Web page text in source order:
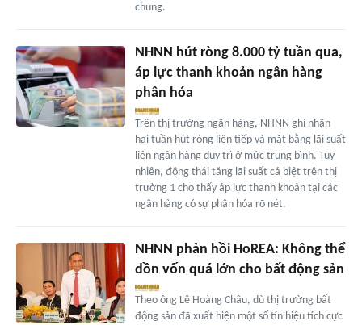
chung.
NHNN hút ròng 8.000 tỷ tuần qua,
áp lực thanh khoản ngân hàng
phân hóa
Trên thị trường ngân hàng, NHNN ghi nhận
hai tuần hút ròng liên tiếp và mặt bằng lãi suất
liên ngân hàng duy trì ở mức trung bình. Tuy
nhiên, động thái tăng lãi suất cá biệt trên thị
trường 1 cho thấy áp lực thanh khoản tại các
ngân hàng có sự phân hóa rõ nét.
NHNN phản hồi HoREA: Không thể
dồn vốn quá lớn cho bất động sản
Theo ông Lê Hoàng Châu, dù thị trường bất
động sản đã xuất hiện một số tín hiệu tích cực